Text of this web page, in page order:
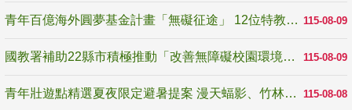
115-08-09
青年百億海外圓夢基金計畫「無礙征途」 12位特教與弱勢青年勇闖西班牙 跨越感官限制見證生命蛻變
115-08-09
國教署補助22縣市積極推動「改善無障礙校園環境計畫」 打造友善、安全、無礙學習空間
115-08-08
青年壯遊點精選夏夜限定避暑提案 漫天蝠影、竹林尋蛙、茶香夜觀 邀青年暮色出發